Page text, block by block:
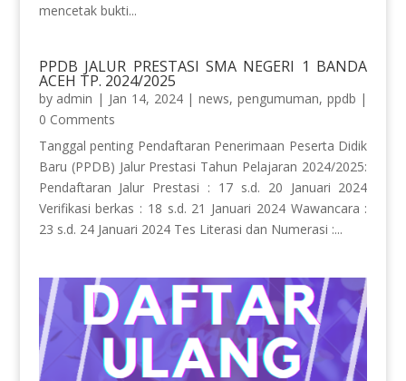
mencetak bukti...
PPDB JALUR PRESTASI SMA NEGERI 1 BANDA
ACEH TP. 2024/2025
by admin | Jan 14, 2024|news, pengumuman, ppdb |
0 Comments
Tanggal penting Pendaftaran Penerimaan Peserta Didik
Baru (PPDB) Jalur Prestasi Tahun Pelajaran 2024/2025:
Pendaftaran Jalur Prestasi : 17 s.d. 20 Januari 2024
Verifikasi berkas : 18 s.d. 21 Januari 2024 Wawancara :
23 s.d. 24 Januari 2024 Tes Literasi dan Numerasi :...